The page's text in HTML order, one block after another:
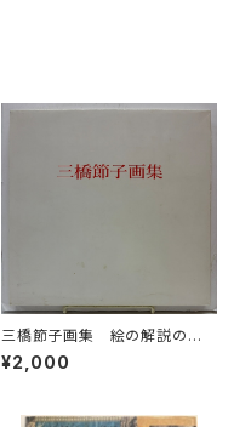
三橋節子画集 絵の解説の鈴
木靖将による手書きの識語 19
92年 どくだみ会
¥2,000